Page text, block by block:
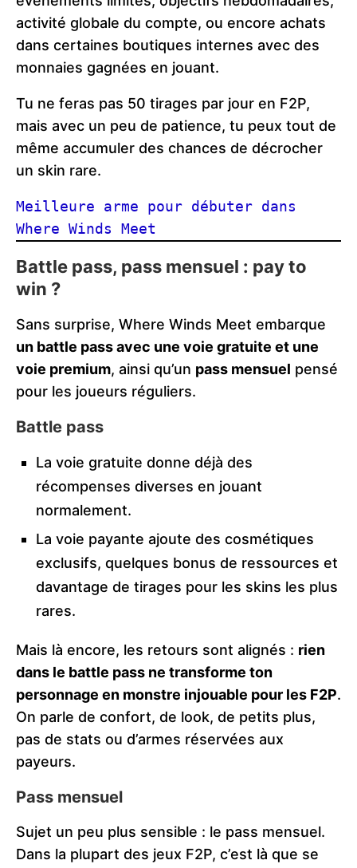
activité globale du compte, ou encore achats
dans certaines boutiques internes avec des
monnaies gagnées en jouant.
Tu ne feras pas 50 tirages par jour en F2P,
mais avec un peu de patience, tu peux tout de
même accumuler des chances de décrocher
un skin rare.
Meilleure arme pour débuter dans
Where Winds Meet
Battle pass, pass mensuel : pay to
win ?
Sans surprise, Where Winds Meet embarque
un battle pass avec une voie gratuite et une
voie premium, ainsi qu’un pass mensuel pensé
pour les joueurs réguliers.
Battle pass
La voie gratuite donne déjà des
récompenses diverses en jouant
normalement.
La voie payante ajoute des cosmétiques
exclusifs, quelques bonus de ressources et
davantage de tirages pour les skins les plus
rares.
Mais là encore, les retours sont alignés : rien
dans le battle pass ne transforme ton
personnage en monstre injouable pour les F2P.
On parle de confort, de look, de petits plus,
pas de stats ou d’armes réservées aux
payeurs.
Pass mensuel
Sujet un peu plus sensible : le pass mensuel.
Dans la plupart des jeux F2P, c’est là que se